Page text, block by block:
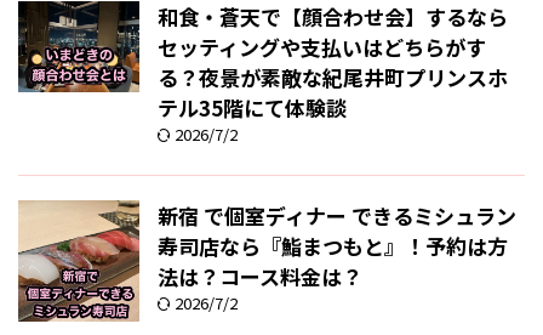
和食・蒼天で【顔合わせ会】するなら
セッティングや支払いはどちらがす
る？夜景が素敵な紀尾井町プリンスホ
テル35階にて体験談
2026/7/2
新宿 で個室ディナー できるミシュラン
寿司店なら『鮨まつもと』！予約は方
法は？コース料金は？
2026/7/2